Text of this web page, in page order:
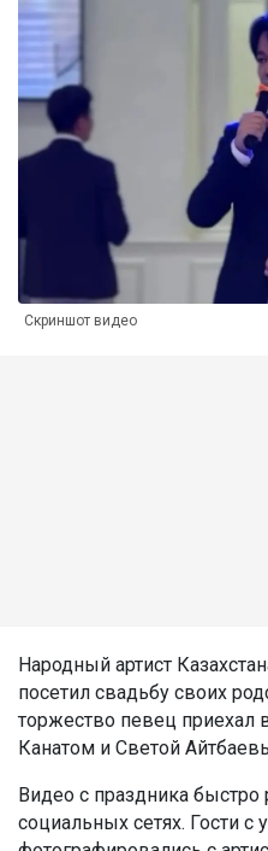
Скриншот видео
Народный артист
посетил свадьбу своих
торжество певец приехал
Канатом и Светой
Видео с праздника быстро
социальных сетях. Гости с